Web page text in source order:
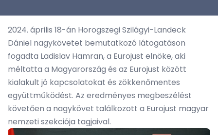
2024. április 18-án Horogszegi Szilágyi-Landeck
Dániel nagykövetet bemutatkozó látogatáson
fogadta Ladislav Hamran, a Eurojust elnöke, aki
méltatta a Magyarország és az Eurojust között
kialakult jó kapcsolatokat és zökkenőmentes
együttműködést. Az eredményes megbeszélést
követően a nagykövet találkozott a Eurojust magyar
nemzeti szekciója tagjaival.